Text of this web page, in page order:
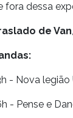
fora dessa
de Van
- Nova legião
- Pense e